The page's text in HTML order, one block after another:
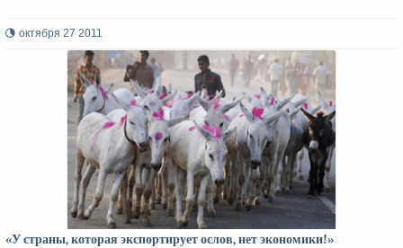
октября 27 2011
«У страны, которая экспортирует ослов, нет экономики!»